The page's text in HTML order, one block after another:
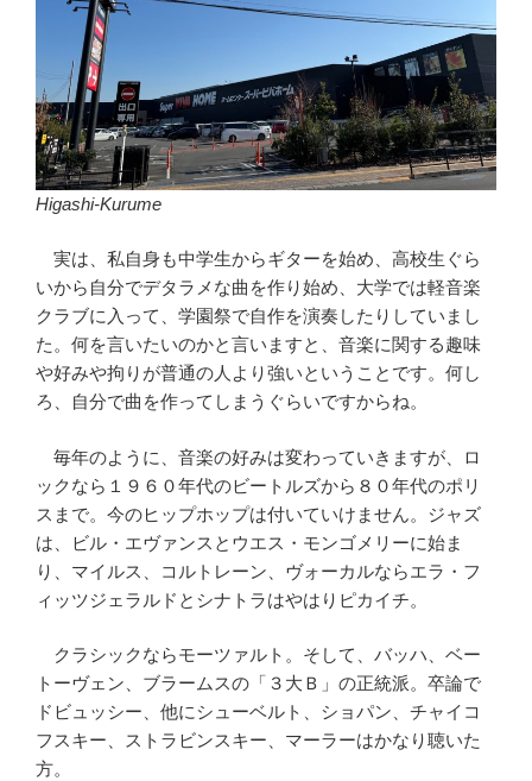
Higashi-Kurume
実は、私自身も中学生からギターを始め、高校生ぐら
いから自分でデタラメな曲を作り始め、大学では軽音楽
クラブに入って、学園祭で自作を演奏したりしていまし
た。何を言いたいのかと言いますと、音楽に関する趣味
や好みや拘りが普通の人より強いということです。何し
ろ、自分で曲を作ってしまうぐらいですからね。
毎年のように、音楽の好みは変わっていきますが、ロ
ックなら１９６０年代のビートルズから８０年代のポリ
スまで。今のヒップホップは付いていけません。ジャズ
は、ビル・エヴァンスとウエス・モンゴメリーに始ま
り、マイルス、コルトレーン、ヴォーカルならエラ・フ
ィッツジェラルドとシナトラはやはりピカイチ。
クラシックならモーツァルト。そして、バッハ、ベー
トーヴェン、ブラームスの「３大Ｂ」の正統派。卒論で
ドビュッシー、他にシューベルト、ショパン、チャイコ
フスキー、ストラビンスキー、マーラーはかなり聴いた
方。